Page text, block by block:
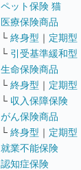
ペット保険 猫
医療保険商品
└ 終身型 ｜ 定期型
└ 引受基準緩和型
生命保険商品
└ 終身型 ｜ 定期型
└ 収入保障保険
がん保険商品
└ 終身型 ｜ 定期型
就業不能保険
認知症保険